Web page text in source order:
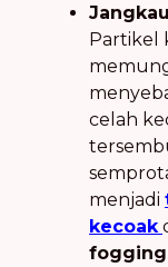
Partikel
celah
menjadi
kecoak
fogging